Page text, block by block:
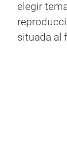
elegir
situada al